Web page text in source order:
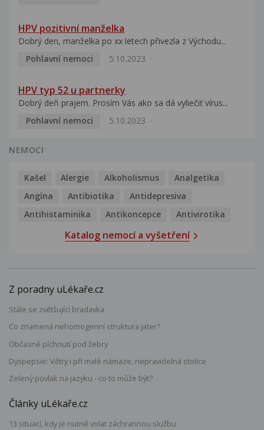
HPV pozitivní manželka
Dobrý den, manželka po xx letech přivezla z Východu...
Pohlavní nemoci
5.10.2023
HPV typ 52 u partnerky
Dobrý deň prajem. Prosím Vás ako sa dá vyliečiť vírus...
Pohlavní nemoci
5.10.2023
NEMOCI
Kašel Alergie Alkoholismus
Analgetika
Angína
Antibiotika
Antidepresiva
Antihistaminika
Antikoncepce Antivirotika
Katalog nemocí a vyšetření
Z poradny uLékaře.cz
Stále se zvětšující bradavka
Co znamená nehomogenní struktura jater?
Občasné píchnutí pod žebry
Dyspepsie: Větry i při malé námaze, nepravidelná stolice
Zelený povlak na jazyku - co to může být?
Články uLékaře.cz
13 situací, kdy je nutné volat záchrannou službu